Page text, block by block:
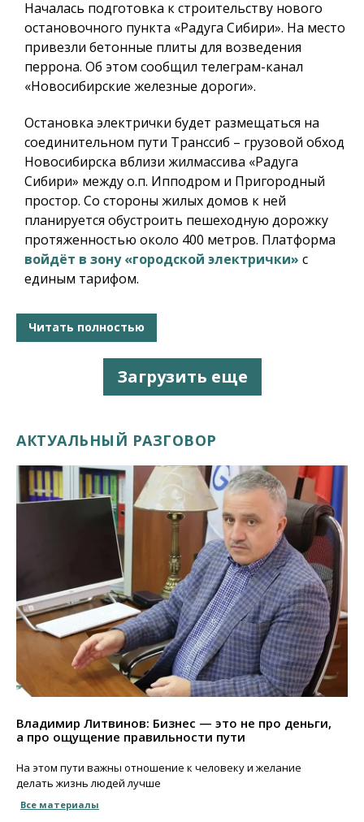
Началась подготовка к строительству нового
остановочного пункта «Радуга Сибири». На место
привезли бетонные плиты для возведения
перрона. Об этом сообщил телеграм-канал
«Новосибирские железные дороги».
Остановка электрички будет размещаться на
соединительном пути Транссиб – грузовой обход
Новосибирска вблизи жилмассива «Радуга
Сибири» между о.п. Ипподром и Пригородный
простор. Со стороны жилых домов к ней
планируется обустроить пешеходную дорожку
протяженностью около 400 метров. Платформа
войдёт в зону «городской электрички» с
единым тарифом.
Читать полностью
Загрузить еще
АКТУАЛЬНЫЙ РАЗГОВОР
Владимир Литвинов: Бизнес — это не про деньги,
а про ощущение правильности пути
На этом пути важны отношение к человеку и желание
делать жизнь людей лучше
Все материалы